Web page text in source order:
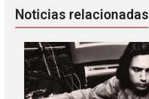
Noticias relacionadas